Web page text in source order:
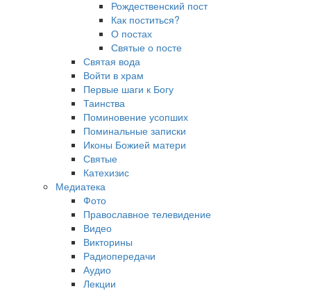
Рождественский пост
Как поститься?
О постах
Святые о посте
Святая вода
Войти в храм
Первые шаги к Богу
Таинства
Поминовение усопших
Поминальные записки
Иконы Божией матери
Святые
Катехизис
Медиатека
Фото
Православное телевидение
Видео
Викторины
Радиопередачи
Аудио
Лекции